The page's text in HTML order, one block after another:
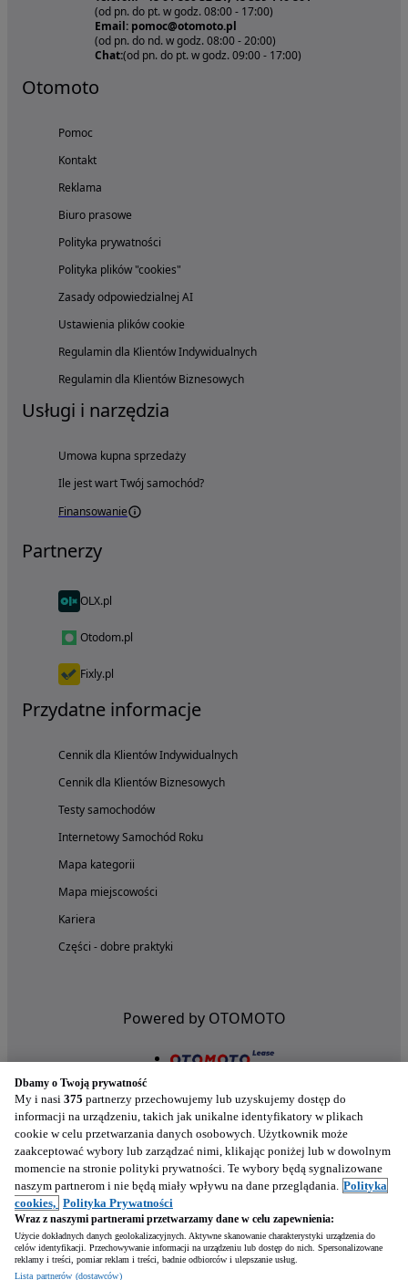
(od pn. do pt. w godz. 08:00 - 17:00)
Email: pomoc@otomoto.pl
(od pn. do nd. w godz. 08:00 - 20:00)
Chat:(od pn. do pt. w godz. 09:00 - 17:00)
Otomoto
Pomoc
Kontakt
Reklama
Biuro prasowe
Polityka prywatności
Polityka plików "cookies"
Zasady odpowiedzialnej AI
Ustawienia plików cookie
Regulamin dla Klientów Indywidualnych
Regulamin dla Klientów Biznesowych
Usługi i narzędzia
Umowa kupna sprzedaży
Ile jest wart Twój samochód?
Finansowanie
Partnerzy
OLX.pl
Otodom.pl
Fixly.pl
Przydatne informacje
Cennik dla Klientów Indywidualnych
Cennik dla Klientów Biznesowych
Testy samochodów
Internetowy Samochód Roku
Mapa kategorii
Mapa miejscowości
Kariera
Części - dobre praktyki
Powered by OTOMOTO
Nasze aplikacje w twoim telefonie
Dbamy o Twoją prywatność
My i nasi 375 partnerzy przechowujemy lub uzyskujemy dostęp do
informacji na urządzeniu, takich jak unikalne identyfikatory w plikach
cookie w celu przetwarzania danych osobowych. Użytkownik może
zaakceptować wybory lub zarządzać nimi, klikając poniżej lub w dowolnym
momencie na stronie polityki prywatności. Te wybory będą sygnalizowane
naszym partnerom i nie będą miały wpływu na dane przeglądania. Polityka
cookies, Polityka Prywatności
Wraz z naszymi partnerami przetwarzamy dane w celu zapewnienia:
Użycie dokładnych danych geolokalizacyjnych. Aktywne skanowanie charakterystyki urządzenia do
celów identyfikacji. Przechowywanie informacji na urządzeniu lub dostęp do nich. Spersonalizowane
reklamy i treści, pomiar reklam i treści, badnie odbiorców i ulepszanie usług.
Lista partnerów (dostawców)